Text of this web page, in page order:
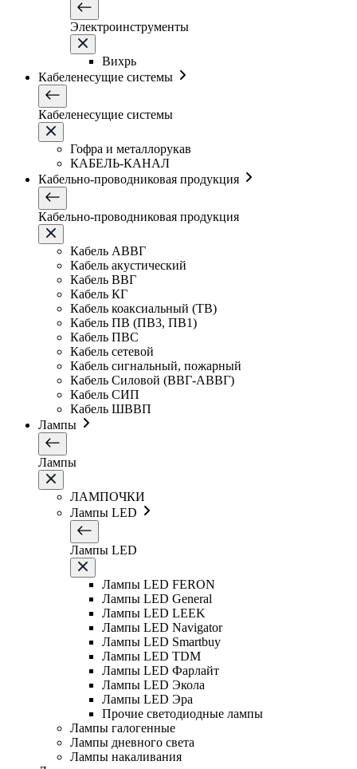
Электроинструменты
Вихрь
Кабеленесущие системы
Кабеленесущие системы
Гофра и металлорукав
КАБЕЛЬ-КАНАЛ
Кабельно-проводниковая продукция
Кабельно-проводниковая продукция
Кабель АВВГ
Кабель акустический
Кабель ВВГ
Кабель КГ
Кабель коаксиальный (ТВ)
Кабель ПВ (ПВ3, ПВ1)
Кабель ПВС
Кабель сетевой
Кабель сигнальный, пожарный
Кабель Силовой (ВВГ-АВВГ)
Кабель СИП
Кабель ШВВП
Лампы
Лампы
ЛАМПОЧКИ
Лампы LED
Лампы LED
Лампы LED FERON
Лампы LED General
Лампы LED LEEK
Лампы LED Navigator
Лампы LED Smartbuy
Лампы LED TDM
Лампы LED Фарлайт
Лампы LED Экола
Лампы LED Эра
Прочие светодиодные лампы
Лампы галогенные
Лампы дневного света
Лампы накаливания